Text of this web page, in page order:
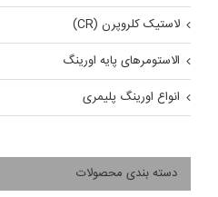
لاستیک کلروپرن (CR)
الاستومرهای پایه اورینگ
انواع اورینگ پلیمری
دسته بندی محصولات